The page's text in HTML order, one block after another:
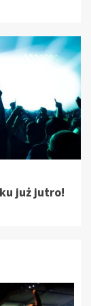
już jutro!